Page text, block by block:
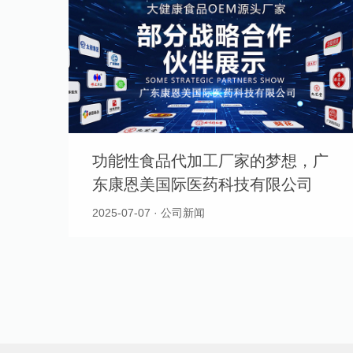
功能性食品代加工厂家的梦想，广
东康恩美国际医药科技有限公司
2025-07-07 · 公司新闻